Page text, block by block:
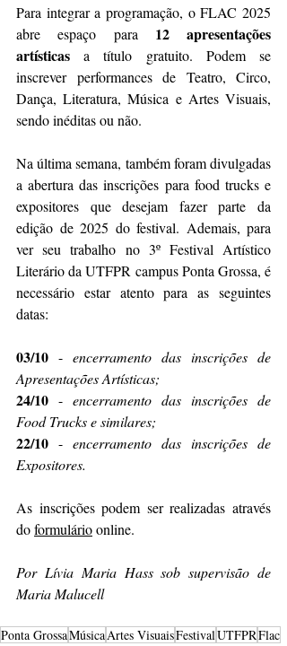
Para integrar a programação, o FLAC 2025
abre espaço para 12 apresentações
artísticas a título gratuito. Podem se
inscrever performances de Teatro, Circo,
Dança, Literatura, Música e Artes Visuais,
sendo inéditas ou não.
Na última semana, também foram divulgadas
a abertura das inscrições para food trucks e
expositores que desejam fazer parte da
edição de 2025 do festival. Ademais, para
ver seu trabalho no 3º Festival Artístico
Literário da UTFPR campus Ponta Grossa, é
necessário estar atento para as seguintes
datas:
03/10 - encerramento das inscrições de
Apresentações Artísticas;
24/10 - encerramento das inscrições de
Food Trucks e similares;
22/10 - encerramento das inscrições de
Expositores.
As inscrições podem ser realizadas através
do formulário online.
Por Lívia Maria Hass sob supervisão de
Maria Malucell
Ponta GrossaMúsicaArtes VisuaisFestivalUTFPRFlac